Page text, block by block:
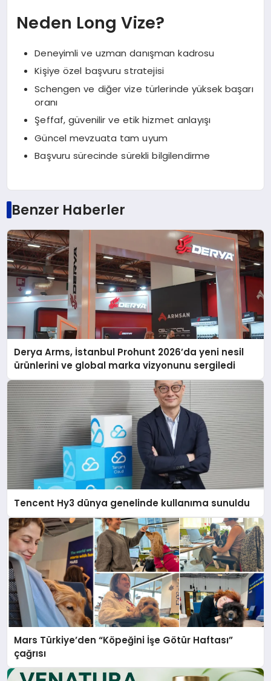
Neden Long Vize?
Deneyimli ve uzman danışman kadrosu
Kişiye özel başvuru stratejisi
Schengen ve diğer vize türlerinde yüksek başarı
oranı
Şeffaf, güvenilir ve etik hizmet anlayışı
Güncel mevzuata tam uyum
Başvuru sürecinde sürekli bilgilendirme
Benzer Haberler
Derya Arms, İstanbul Prohunt 2026’da yeni nesil
ürünlerini ve global marka vizyonunu sergiledi
Tencent Hy3 dünya genelinde kullanıma sunuldu
Mars Türkiye’den “Köpeğini İşe Götür Haftası”
çağrısı